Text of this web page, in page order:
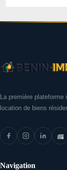
La première
location de biens
Navigation